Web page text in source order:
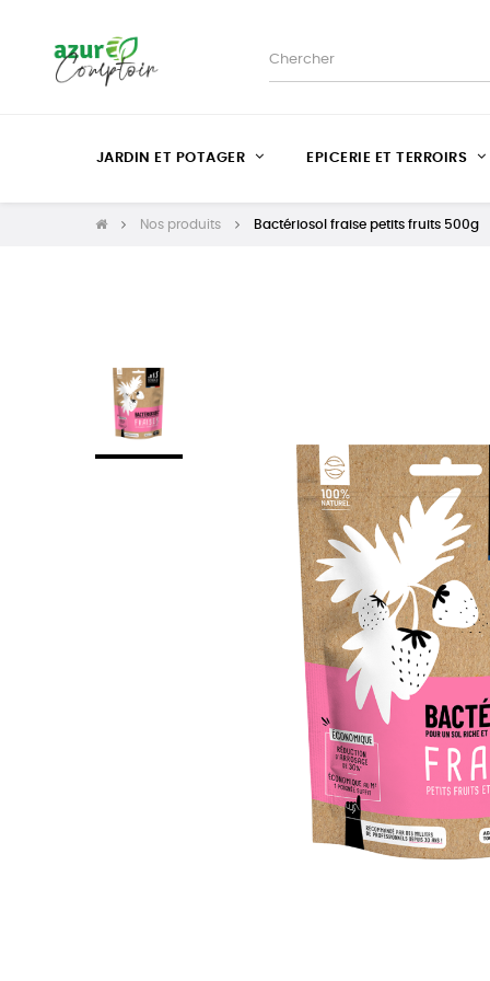
JARDIN ET POTAGER EPICERIE ET TERROIRS
Nos produits Bactériosol fraise petits fruits 500g